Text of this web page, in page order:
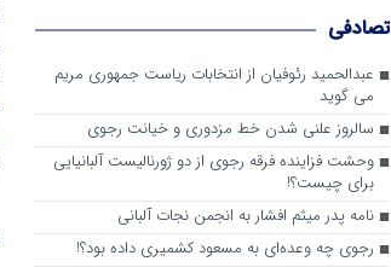
تصادفی
عبدالحمید رئوفیان از انتخابات ریاست جمهوری مریم
می گوید
سالروز علنی شدن خط مزدوری و خیانت رجوی
وحشت فزاینده فرقه رجوی از دو ژورنالیست آلبانیایی
برای چیست؟!
نامه پدر میثم افشار به انجمن نجات آلبانی
رجوی چه وعده‌ای به مسعود کشمیری داده بود؟!